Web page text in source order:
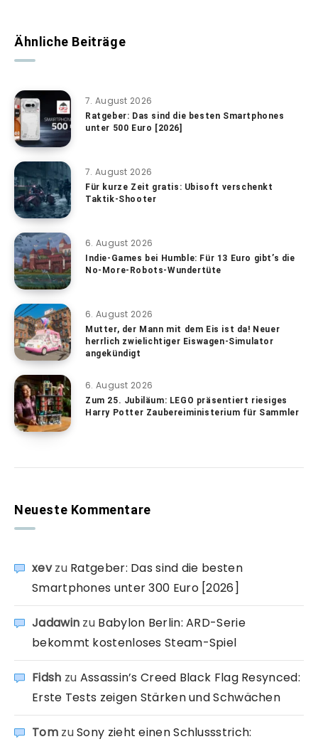
Ähnliche Beiträge
7. August 2026
Ratgeber: Das sind die besten Smartphones
unter 500 Euro [2026]
7. August 2026
Für kurze Zeit gratis: Ubisoft verschenkt
Taktik-Shooter
6. August 2026
Indie-Games bei Humble: Für 13 Euro gibt’s die
No-More-Robots-Wundertüte
6. August 2026
Mutter, der Mann mit dem Eis ist da! Neuer
herrlich zwielichtiger Eiswagen-Simulator
angekündigt
6. August 2026
Zum 25. Jubiläum: LEGO präsentiert riesiges
Harry Potter Zaubereiministerium für Sammler
Neueste Kommentare
xevzu Ratgeber: Das sind die besten
Smartphones unter 300 Euro [2026]
Jadawin zu Babylon Berlin: ARD-Serie
bekommt kostenloses Steam-Spiel
Fidsh zu Assassin’s Creed Black Flag Resynced:
Erste Tests zeigen Stärken und Schwächen
TomzuSony zieht einen Schlussstrich: